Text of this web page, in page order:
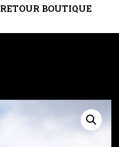
RETOUR BOUTIQUE